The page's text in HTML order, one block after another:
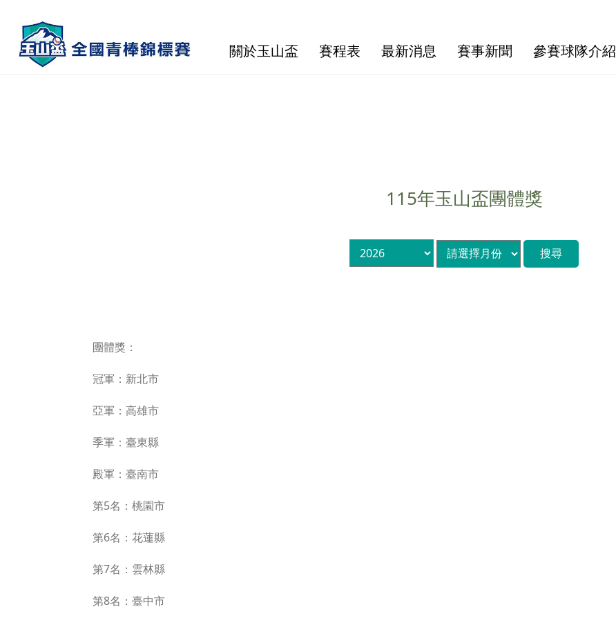
關於玉山盃 賽程表 最新消息 賽事新聞 參賽球隊介紹
115年玉山盃團體獎
團體獎：
冠軍：新北市
亞軍：高雄市
季軍：臺東縣
殿軍：臺南市
第5名：桃園市
第6名：花蓮縣
第7名：雲林縣
第8名：臺中市